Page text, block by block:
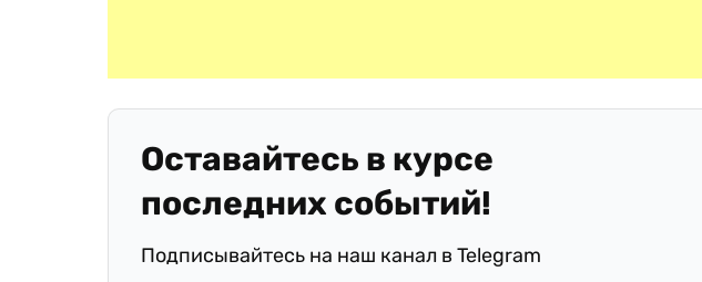
Оставайтесь в курсе
последних событий!
Подписывайтесь на наш канал в Telegram